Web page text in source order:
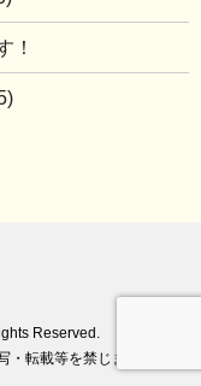
！
Reserved.
・転載等を禁じます】